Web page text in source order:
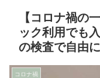
【コロナ禍の
ック利用でも
の検査で自由に
コロナ禍